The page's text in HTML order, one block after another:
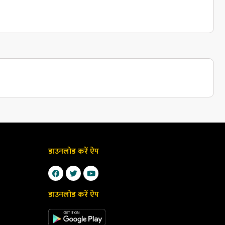
डाउनलोड करें ऐप
डाउनलोड करें ऐप